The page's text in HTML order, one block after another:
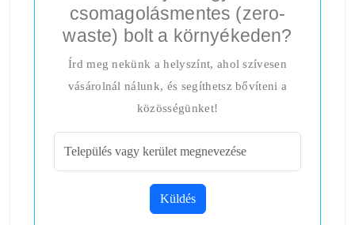
csomagolásmentes (zero-
waste) bolt a környékeden?
Írd meg nekünk a helyszínt, ahol szívesen
vásárolnál nálunk, és segíthetsz bővíteni a
közösségünket!
Küldés